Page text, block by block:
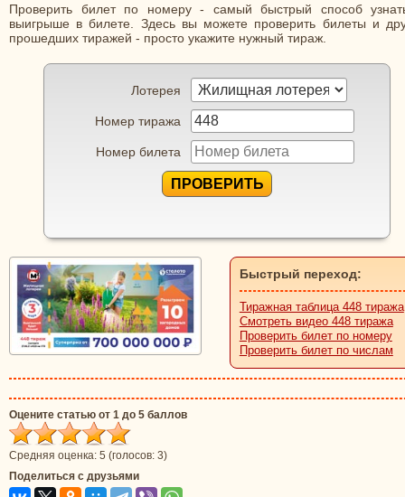
Проверить билет по номеру - самый быстрый способ
выигрыше в билете. Здесь вы можете проверить билеты и
прошедших тиражей - просто укажите нужный тираж.
Лотерея
Номер тиража
Номер билета
ПРОВЕРИТЬ
Быстрый переход:
Тиражная таблица 448 тиража
Смотреть видео 448 тиража
Проверить билет по номеру
Проверить билет по числам
Оцените статью от 1 до 5 баллов
Средняя оценка: 5 (голосов: 3)
Поделиться с друзьями